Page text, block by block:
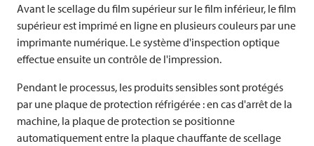
Avant le scellage du film supérieur sur le film inférieur, le film
supérieur est imprimé en ligne en plusieurs couleurs par une
imprimante numérique. Le système d'inspection optique
effectue ensuite un contrôle de l'impression.
Pendant le processus, les produits sensibles sont protégés
par une plaque de protection réfrigérée : en cas d'arrêt de la
machine, la plaque de protection se positionne
automatiquement entre la plaque chauffante de scellage